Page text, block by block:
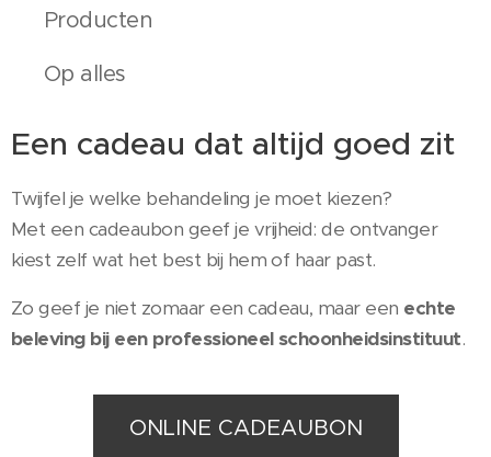
✔ Producten
✔ Op alles
Een cadeau dat altijd goed zit
Twijfel je welke behandeling je moet kiezen?
Met een cadeaubon geef je vrijheid: de ontvanger
kiest zelf wat het best bij hem of haar past.
Zo geef je niet zomaar een cadeau, maar een echte
beleving bij een professioneel schoonheidsinstituut.
ONLINE CADEAUBON